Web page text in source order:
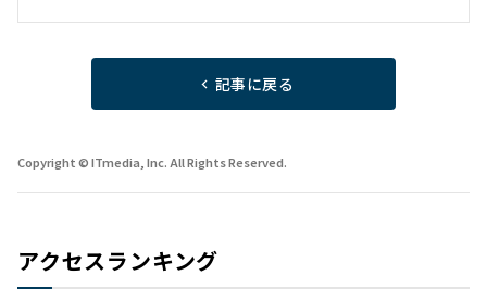
記事に戻る
Copyright © ITmedia, Inc. All Rights Reserved.
アクセスランキング